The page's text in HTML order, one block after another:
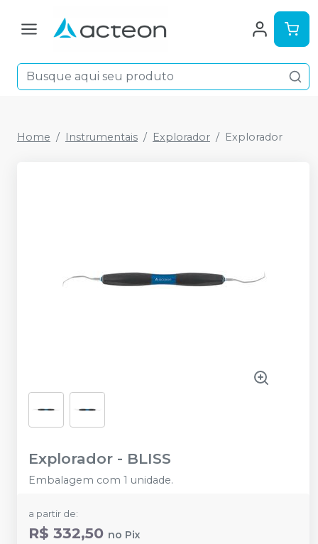
Home Instrumentais Explorador Explorador
Explorador - BLISS
Embalagem com 1 unidade.
a partir de:
R$ 332,50 no Pix